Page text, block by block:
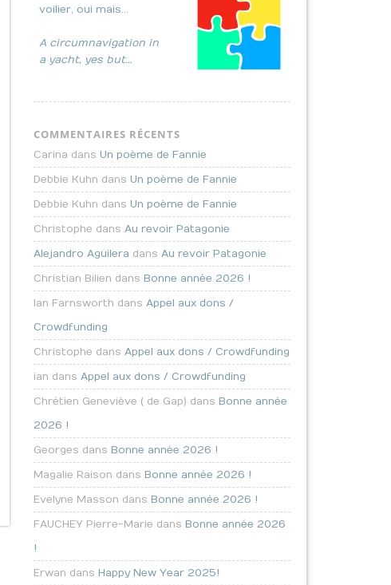
voilier, oui mais…
A circumnavigation in
a yacht, yes but…
COMMENTAIRES RÉCENTS
Carina dansUn poème de Fannie
Debbie Kuhn dansUn poème de Fannie
Debbie Kuhn dansUn poème de Fannie
Christophe dansAu revoir Patagonie
Alejandro Aguilera dansAu revoir Patagonie
Christian Bilien dansBonne année 2026 !
Ian Farnsworth dansAppel aux dons /
Crowdfunding
Christophe dansAppel aux dons / Crowdfunding
ian dansAppel aux dons / Crowdfunding
Chrétien Geneviève ( de Gap) dansBonne année
2026 !
Georges dansBonne année 2026 !
Magalie Raison dansBonne année 2026 !
Evelyne Masson dansBonne année 2026 !
FAUCHEY Pierre-Marie dansBonne année 2026
!
Erwan dansHappy New Year 2025!